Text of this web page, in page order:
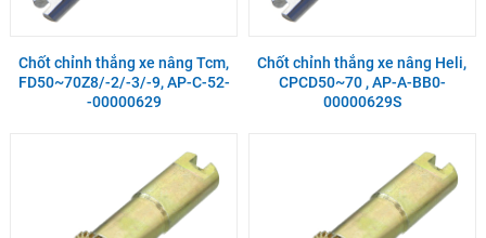
Chốt chỉnh thắng xe nâng Tcm,
FD50~70Z8/-2/-3/-9, AP-C-52-
-00000629
Chốt chỉnh thắng xe nâng Heli,
CPCD50~70 , AP-A-BB0-
00000629S